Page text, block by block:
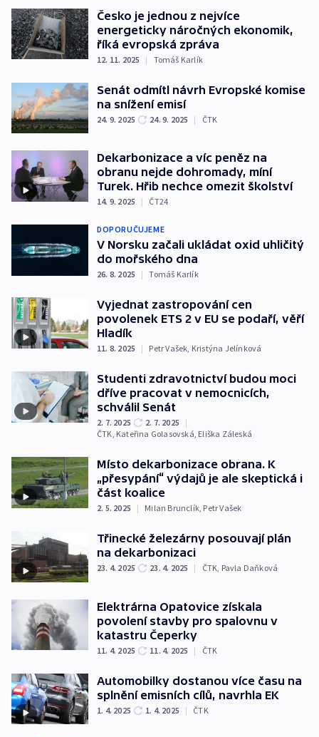
Česko je jednou z nejvíce
energeticky náročných ekonomik,
říká evropská zpráva
12. 11. 2025 | Tomáš Karlík
Senát odmítl návrh Evropské komise
na snížení emisí
24. 9. 2025 24. 9. 2025 | ČTK
Dekarbonizace a víc peněz na
obranu nejde dohromady, míní
Turek. Hřib nechce omezit školství
14. 9. 2025 | ČT24
DOPORUČUJEME
V Norsku začali ukládat oxid uhličitý
do mořského dna
26. 8. 2025 | Tomáš Karlík
Vyjednat zastropování cen
povolenek ETS 2 v EU se podaří, věří
Hladík
11. 8. 2025 | Petr Vašek, Kristýna Jelínková
Studenti zdravotnictví budou moci
dříve pracovat v nemocnicích,
schválil Senát
2. 7. 2025 2. 7. 2025
|
ČTK, Kateřina Golasovská, Eliška Záleská
Místo dekarbonizace obrana. K
„přesypání“ výdajů je ale skeptická i
část koalice
2. 5. 2025 | Milan Brunclík, Petr Vašek
Třinecké železárny posouvají plán
na dekarbonizaci
23. 4. 2025 23. 4. 2025 | ČTK, Pavla Daňková
Elektrárna Opatovice získala
povolení stavby pro spalovnu v
katastru Čeperky
11. 4. 2025 11. 4. 2025 | ČTK
Automobilky dostanou více času na
splnění emisních cílů, navrhla EK
1. 4. 2025 1. 4. 2025 | ČTK